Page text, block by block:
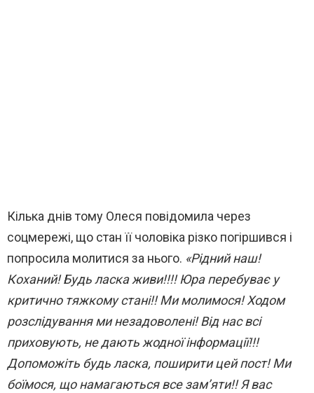
Кілька днів тому Олеся повідомила через
соцмережі, що стан її чоловіка різко погіршився і
попросила молитися за нього. «Рідний наш!
Коханий! Будь ласка живи!!!! Юра перебуває у
критично тяжкому стані!! Ми молимося! Ходом
розслідування ми незадоволені! Від нас всі
приховують, не дають жодної інформації!!!
Допоможіть будь ласка, поширити цей пост! Ми
боїмося, що намагаються все зам’яти!! Я вас